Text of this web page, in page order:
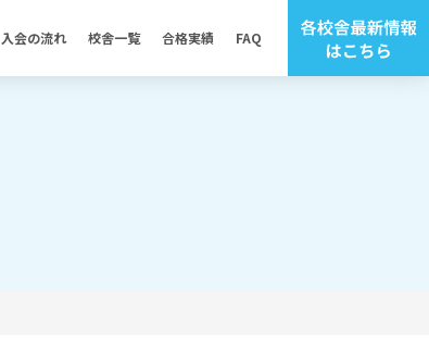
入会の流れ 校舎一覧 合格実績 FAQ